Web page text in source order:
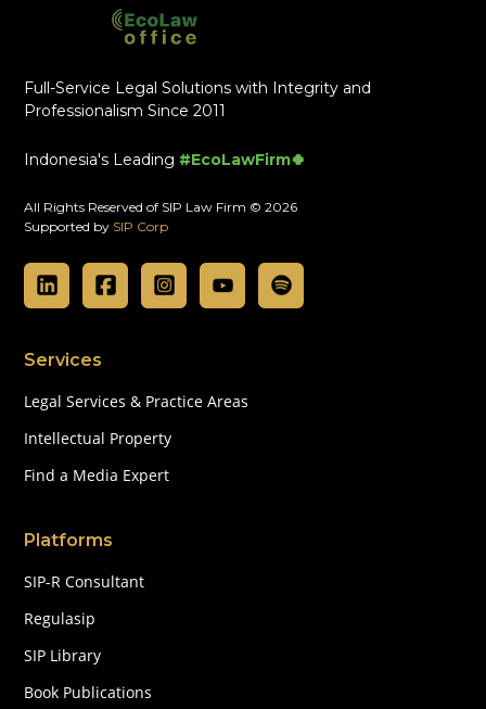
Full-Service Legal Solutions with Integrity and
Professionalism Since 2011
Indonesia's Leading #EcoLawFirm🍀
All Rights Reserved of SIP Law Firm © 2026
Supported by SIP Corp
Services
Legal Services & Practice Areas
Intellectual Property
Find a Media Expert
Platforms
SIP-R Consultant
Regulasip
SIP Library
Book Publications